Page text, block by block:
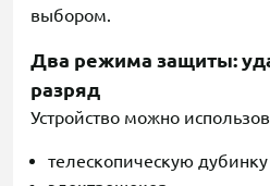
выбором.
Два режима защиты:
разряд
Устройство можно
телескопическую дубинку